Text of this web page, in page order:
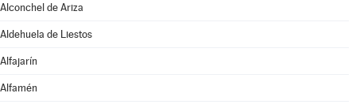
Alconchel de Ariza
Aldehuela de Liestos
Alfajarín
Alfamén